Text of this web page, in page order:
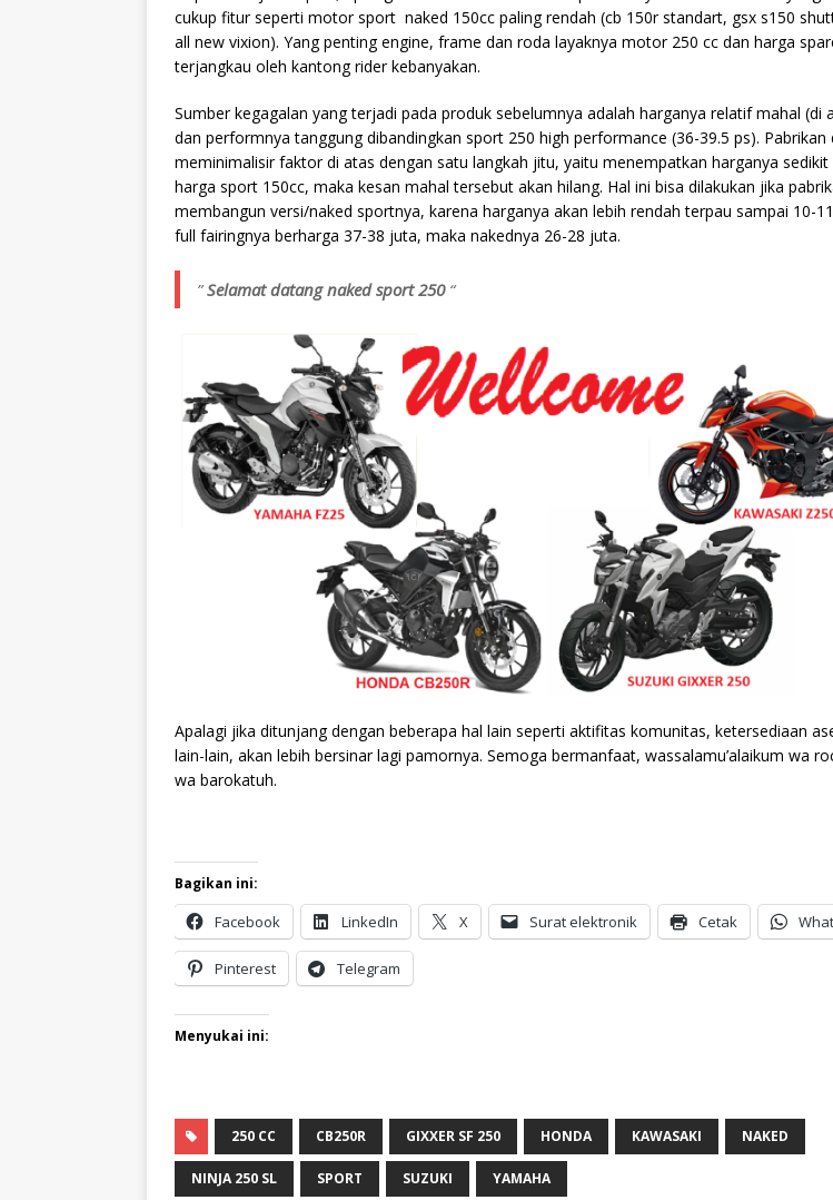
cukup fitur seperti motor sport naked 150cc paling rendah (cb 150r standart, gsx s150
all new vixion). Yang penting engine, frame dan roda layaknya motor 250 cc dan harga
terjangkau oleh kantong rider kebanyakan.
Sumber kegagalan yang terjadi pada produk sebelumnya adalah harganya relatif mahal (di
dan performnya tanggung dibandingkan sport 250 high performance (36-39.5 ps). Pabrikan
meminimalisir faktor di atas dengan satu langkah jitu, yaitu menempatkan harganya sedikit
harga sport 150cc, maka kesan mahal tersebut akan hilang. Hal ini bisa dilakukan jika
membangun versi/naked sportnya, karena harganya akan lebih rendah terpau sampai 10-
full fairingnya berharga 37-38 juta, maka nakednya 26-28 juta.
”Selamat datang naked sport 250“
Apalagi jika ditunjang dengan beberapa hal lain seperti aktifitas komunitas, ketersediaan
lain-lain, akan lebih bersinar lagi pamornya. Semoga bermanfaat, wassalamu’alaikum wa
wa barokatuh.
Bagikan ini:
Facebook LinkedIn X Surat elektronik Cetak
Pinterest Telegram
Menyukai ini:
250 CC CB250R GIXXER SF 250 HONDA KAWASAKI NAKED
NINJA 250 SL SPORT SUZUKI YAMAHA